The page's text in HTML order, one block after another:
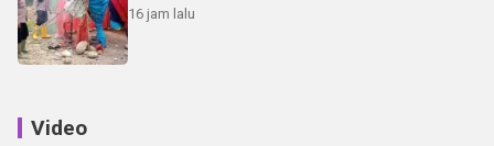
16 jam lalu
Video